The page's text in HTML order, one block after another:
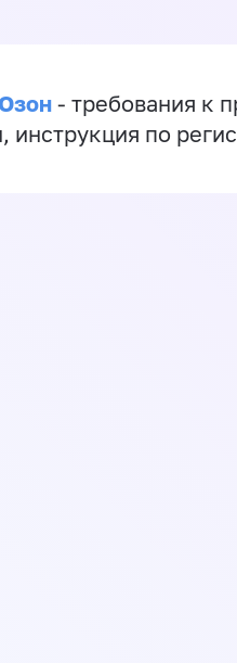
- требования к
инструкция по